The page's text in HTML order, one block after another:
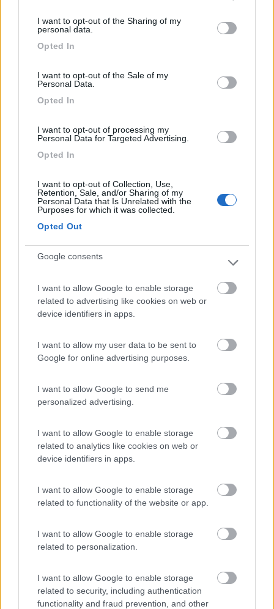
not limited to your visit or usage behaviour. You may click to
use your data for below specified purposes in below Google
I want to opt-out of the Sharing of my
personal data.
Opted In
I want to opt-out of the Sale of my
Personal Data.
Opted In
I want to opt-out of processing my
Personal Data for Targeted Advertising.
Opted In
I want to opt-out of Collection, Use,
Retention, Sale, and/or Sharing of my
Personal Data that Is Unrelated with the
Purposes for which it was collected.
Opted Out
Google consents
I want to allow Google to enable storage
related to advertising like cookies on web or
device identifiers in apps.
I want to allow my user data to be sent to
Google for online advertising purposes.
I want to allow Google to send me
personalized advertising.
I want to allow Google to enable storage
related to analytics like cookies on web or
device identifiers in apps.
I want to allow Google to enable storage
related to functionality of the website or app.
I want to allow Google to enable storage
related to personalization.
I want to allow Google to enable storage
related to security, including authentication
functionality and fraud prevention, and other
damasi
In risposta al messaggio di Wolkentraumerdel alle 09:32:46
Smontate e caricate esternamente entrambe. Risultato, una arrivata a
entrambe nuove e uguali... il mezzo si avvia che è una meraviglia... Ma...
la cebtralina continua a leggere metà del voltaggio. 6.4v quando col
Dovrebbe essere tipo questa...
o il modello sucessivo con la ventolina di raffreddamento
interna...
scollegati i connettori dopo qualche minuto...devi collegare
prima il connettore rosso, poi quello superiore bianco...dopo
circa 2 o 3 minuti colleghi gli altri... ( prima di staccare i
fatto il reset)... Dopo il reset se ti crea ancora dei problemi ( non
penso) devi controllare le masse!
Cambiare idea è una parte essenziale dello sviluppo cognitivo e non di
debolezza. Danilo.
anasta